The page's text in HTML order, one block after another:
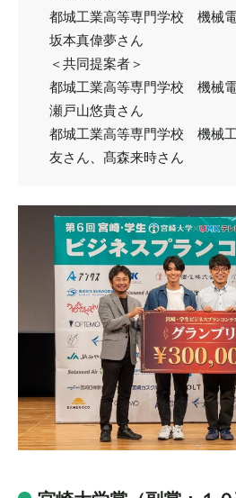
都城工業高等専門学校 機械
坂本真偉夢さん
＜共同提案者＞
都城工業高等専門学校 機械
瀬戸山悠貴さん
都城工業高等専門学校 機
友さん、髙森来時さん